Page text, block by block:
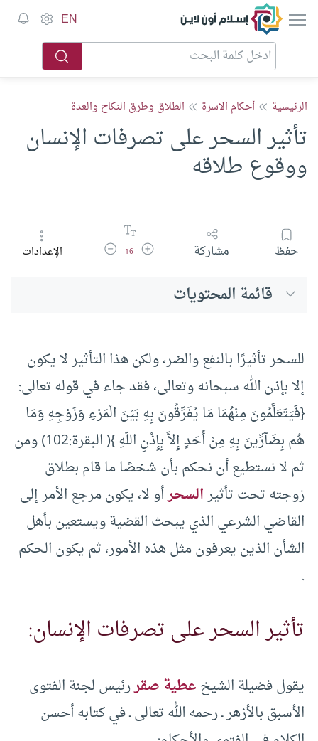
إسلام أون لاين EN
الرئيسية أحكام الاسرة الطلاق وطرق النكاح والعدة
تأثير السحر على تصرفات الإنسان
ووقوع طلاقه
حفظ مشاركة زيادة حجم الخط
16 تقليل حجم الخطالإعدادات
قائمة المحتويات
للسحر تأثيرًا بالنفع والضر، ولكن هذا التأثير لا يكون
إلا بإذن الله سبحانه وتعالى، فقد جاء في قوله تعالى:
{‏فَيَتَعَلَّمُونَ مِنْهُمَا مَا يُفَرِّقُونَ بِهِ بَيْنَ الْمَرْءِ وَزَوْجِهِ وَمَا
هُم بِضَآرِّينَ بِهِ مِنْ أَحَدٍ إِلاَّ بِإِذْنِ اللّهِ }‏( البقرة:102) ومن
ثم لا نستطيع أن نحكم بأن شخصًا ما قام بطلاق
زوجته تحت تأثيرالسحرأو لا، يكون مرجع الأمر إلى
القاضي الشرعي الذي يبحث القضية ويستعين بأهل
الشأن الذين يعرفون مثل هذه الأمور، ثم يكون الحكم
.
تأثير السحر على تصرفات الإنسان:
يقول فضيلة الشيخعطية صقررئيس لجنة الفتوى
الأسبق بالأزهر ـ رحمه الله تعالى ـ في كتابه أحسن